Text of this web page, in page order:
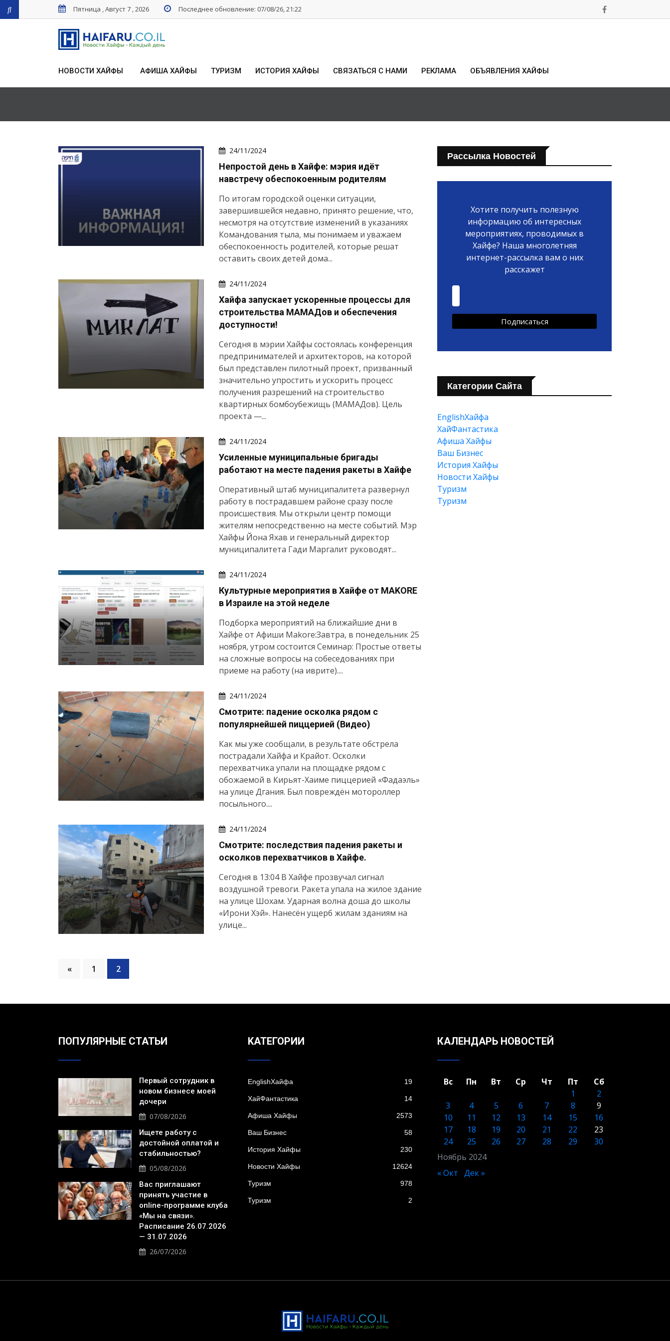
Пятница , Август 7 , 2026 Последнее обновление: 07/08/26, 21:22
НОВОСТИ ХАЙФЫ АФИША ХАЙФЫ ТУРИЗМ ИСТОРИЯ ХАЙФЫ СВЯЗАТЬСЯ С НАМИ РЕКЛАМА ОБЪЯВЛЕНИЯ ХАЙФЫ
24/11/2024
Непростой день в Хайфе: мэрия идёт
навстречу обеспокоенным родителям
По итогам городской оценки ситуации,
завершившейся недавно, принято решение, что,
несмотря на отсутствие изменений в указаниях
Командования тыла, мы понимаем и уважаем
обеспокоенность родителей, которые решат
оставить своих детей дома...
24/11/2024
Хайфа запускает ускоренные процессы для
строительства МАМАДов и обеспечения
доступности!
Сегодня в мэрии Хайфы состоялась конференция
предпринимателей и архитекторов, на которой
был представлен пилотный проект, призванный
значительно упростить и ускорить процесс
получения разрешений на строительство
квартирных бомбоубежищь (МАМАДов). Цель
проекта —...
24/11/2024
Усиленные муниципальные бригады
работают на месте падения ракеты в Хайфе
Оперативный штаб муниципалитета развернул
работу в пострадавшем районе сразу после
происшествия. Мы открыли центр помощи
жителям непосредственно на месте событий. Мэр
Хайфы Йона Яхав и генеральный директор
муниципалитета Гади Маргалит руководят...
24/11/2024
Культурные мероприятия в Хайфе от MAKORE
в Израиле на этой неделе
Подборка мероприятий на ближайшие дни в
Хайфе от Афиши Makore:Завтра, в понедельник 25
ноября, утром состоится Семинар: Простые ответы
на сложные вопросы на собеседованиях при
приеме на работу (на иврите)....
24/11/2024
Смотрите: падение осколка рядом с
популярнейшей пиццерией (Видео)
Как мы уже сообщали, в результате обстрела
пострадали Хайфа и Крайот. Осколки
перехватчика упали на площадке рядом с
обожаемой в Кирьят-Хаиме пиццерией «Фадаэль»
на улице Дгания. Был повреждён мотороллер
посыльного....
24/11/2024
Смотрите: последствия падения ракеты и
осколков перехватчиков в Хайфе.
Сегодня в 13:04 В Хайфе прозвучал сигнал
воздушной тревоги. Ракета упала на жилое здание
на улице Шохам. Ударная волна доша до школы
«Ирони Хэй». Нанесён ущерб жилам зданиям на
улице...
« 1 2
Рассылка Новостей
Хотите получить полезную
информацию об интересных
мероприятиях, проводимых в
Хайфе? Наша многолетняя
интернет-рассылка вам о них
расскажет
Категории Сайта
EnglishХайфа
XайФантастика
Афиша Хайфы
Ваш Бизнес
История Хайфы
Новости Хайфы
Туризм
Туризм
ПОПУЛЯРНЫЕ СТАТЬИ
Первый сотрудник в
новом бизнесе моей
дочери
07/08/2026
Ищете работу с
достойной оплатой и
стабильностью?
05/08/2026
Вас приглашают
принять участие в
online-программе клуба
«Мы на связи».
Расписание 26.07.2026
— 31.07.2026
26/07/2026
KАТЕГОРИИ
EnglishХайфа 19
XайФантастика 14
Афиша Хайфы 2573
Ваш Бизнес 58
История Хайфы 230
Новости Хайфы 12624
Туризм 978
Туризм 2
КАЛЕНДАРЬ НОВОСТЕЙ
Ноябрь 2024
Вс Пн Вт Ср Чт Пт
Сб
1
2
3
4 5 6 7 8
9
10
11 12 13 14 15
16
17
18 19 20 21 22
23
24
25 26 27 28 29 30
« Окт Дек »